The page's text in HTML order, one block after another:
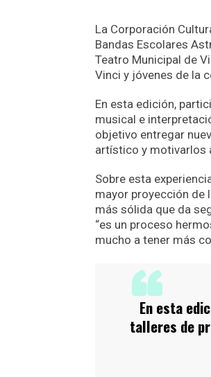
La Corporación
Bandas Escolares
Teatro Municipal de
Vinci y jóvenes de la
En esta edición,
musical e
objetivo entregar
artístico y motivarlos
Sobre esta
mayor proyección de
más sólida que da
“es un proceso
mucho a tener más
En esta
talleres de